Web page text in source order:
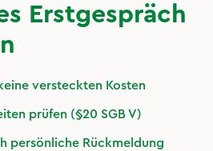
Erstgespräch
versteckten Kosten
prüfen (§20 SGB V)
persönliche Rückmeldung